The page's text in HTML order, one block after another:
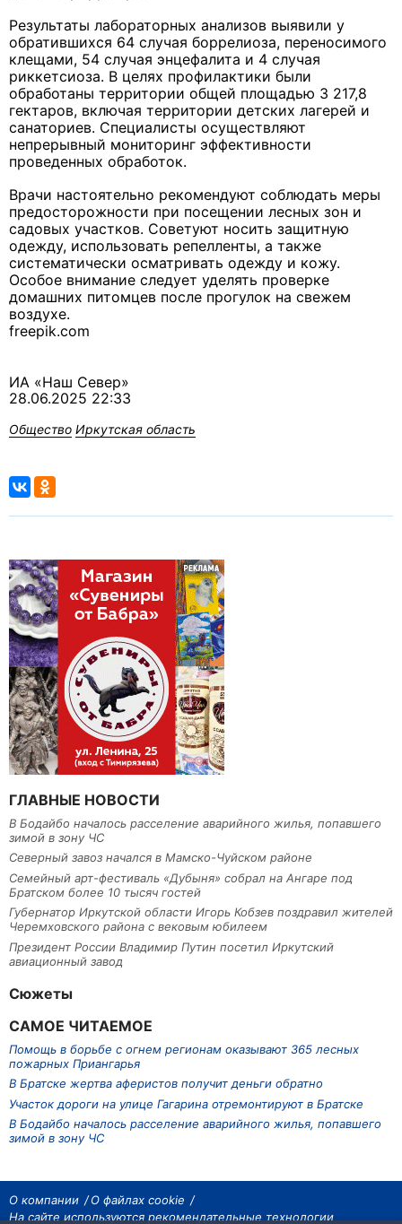
Результаты лабораторных анализов выявили у
обратившихся 64 случая боррелиоза, переносимого
клещами, 54 случая энцефалита и 4 случая
риккетсиоза. В целях профилактики были
обработаны территории общей площадью 3 217,8
гектаров, включая территории детских лагерей и
санаториев. Специалисты осуществляют
непрерывный мониторинг эффективности
проведенных обработок.
Врачи настоятельно рекомендуют соблюдать меры
предосторожности при посещении лесных зон и
садовых участков. Советуют носить защитную
одежду, использовать репелленты, а также
систематически осматривать одежду и кожу.
Особое внимание следует уделять проверке
домашних питомцев после прогулок на свежем
воздухе.
freepik.com
ИА «Наш Север»
28.06.2025 22:33
Общество Иркутская область
ГЛАВНЫЕ НОВОСТИ
В Бодайбо началось расселение аварийного жилья, попавшего
зимой в зону ЧС
Северный завоз начался в Мамско-Чуйском районе
Семейный арт-фестиваль «Дубыня» собрал на Ангаре под
Братском более 10 тысяч гостей
Губернатор Иркутской области Игорь Кобзев поздравил жителей
Черемховского района с вековым юбилеем
Президент России Владимир Путин посетил Иркутский
авиационный завод
Сюжеты
САМОЕ ЧИТАЕМОЕ
Помощь в борьбе с огнем регионам оказывают 365 лесных
пожарных Приангарья
В Братске жертва аферистов получит деньги обратно
Участок дороги на улице Гагарина отремонтируют в Братске
В Бодайбо началось расселение аварийного жилья, попавшего
зимой в зону ЧС
О компании
О файлах cookie
На сайте используются рекомендательные технологии